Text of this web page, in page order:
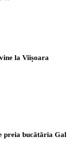
la Viișoara
preia bucătăria Gal